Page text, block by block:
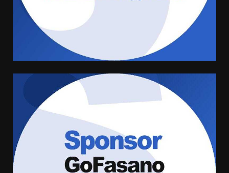
Carta d’identità: continua il piano
di aperture straordinarie del
Comune di Fasano
cittadina di Fratelli d’Italia,
pronta a tornare in Consiglio
comunale
6 Agosto 2026 08:00
Cura dei beni comuni e
cittadinanza attiva: online
l’avviso per la gestione
condivisa della Villetta di
Laureto